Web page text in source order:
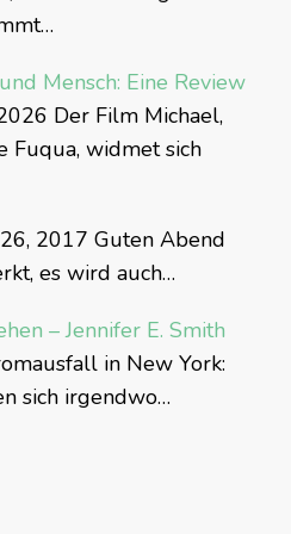
Mensch: Eine Review
Der Film Michael,
Fuqua, widmet sich
2017 Guten Abend
es wird auch…
– Jennifer E. Smith
in New York:
sich irgendwo…